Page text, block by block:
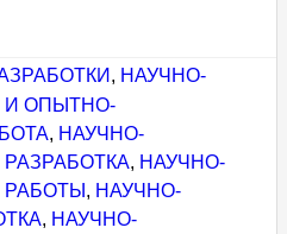
, НАУЧНО-
И ОПЫТНО-
, НАУЧНО-
, НАУЧНО-
, НАУЧНО-
, НАУЧНО-